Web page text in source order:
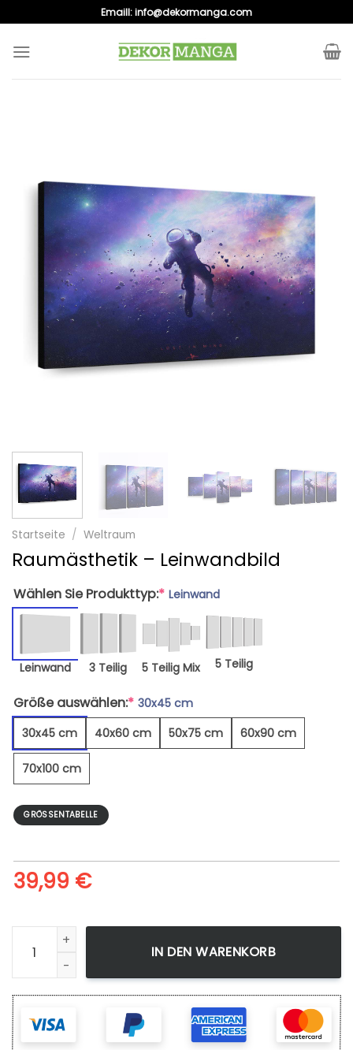
to
content
Emaill:info@dekormanga.com
Startseite / Weltraum
Raumästhetik – Leinwandbild
Wählen Sie Produkttyp:* Leinwand
Leinwand 3 Teilig 5 Teilig Mix 5 Teilig
Größe auswählen:* 30x45 cm
30x45 cm
40x60 cm 50x75 cm 60x90 cm
70x100 cm
GRÖSSENTABELLE
39,99 €
Raumästhetik - Leinwandbild Menge
IN DEN WARENKORB